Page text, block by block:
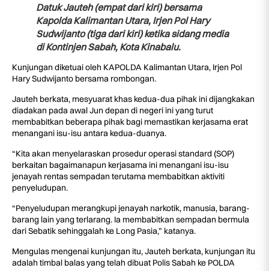
Datuk Jauteh (empat dari kiri) bersama
Kapolda Kalimantan Utara, Irjen Pol Hary
Sudwijanto (tiga dari kiri) ketika sidang media
di Kontinjen Sabah, Kota Kinabalu.
Kunjungan diketuai oleh KAPOLDA Kalimantan Utara, Irjen Pol
Hary Sudwijanto bersama rombongan.
Jauteh berkata, mesyuarat khas kedua-dua pihak ini dijangkakan
diadakan pada awal Jun depan di negeri ini yang turut
membabitkan beberapa pihak bagi memastikan kerjasama erat
menangani isu-isu antara kedua-duanya.
“Kita akan menyelaraskan prosedur operasi standard (SOP)
berkaitan bagaimanapun kerjasama ini menangani isu-isu
jenayah rentas sempadan terutama membabitkan aktiviti
penyeludupan.
“Penyeludupan merangkupi jenayah narkotik, manusia, barang-
barang lain yang terlarang. Ia membabitkan sempadan bermula
dari Sebatik sehinggalah ke Long Pasia,” katanya.
Mengulas mengenai kunjungan itu, Jauteh berkata, kunjungan itu
adalah timbal balas yang telah dibuat Polis Sabah ke POLDA